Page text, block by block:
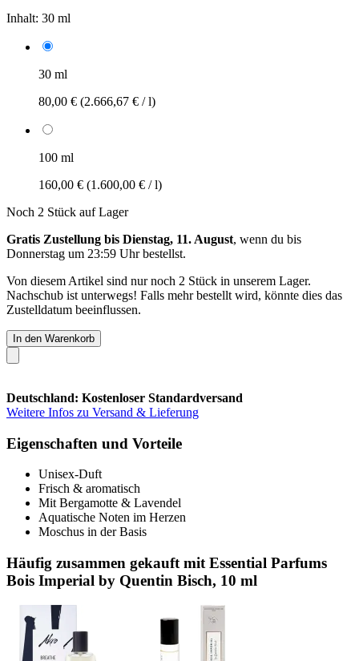
Inhalt: 30 ml
30 ml
80,00 € (2.666,67 € / l)
100 ml
160,00 € (1.600,00 € / l)
Noch 2 Stück auf Lager
Gratis Zustellung bis Dienstag, 11. August, wenn du bis
Donnerstag um 23:59 Uhrbestellst.
Von diesem Artikel sind nur noch 2 Stück in unserem Lager.
Nachschub ist unterwegs! Falls mehr bestellt wird, könnte dies das
Zustelldatum beeinflussen.
In den Warenkorb
Deutschland: Kostenloser Standardversand
Weitere Infos zu Versand & Lieferung
Eigenschaften und Vorteile
Unisex-Duft
Frisch & aromatisch
Mit Bergamotte & Lavendel
Aquatische Noten im Herzen
Moschus in der Basis
Häufig zusammen gekauft mit Essential Parfums
Bois Imperial by Quentin Bisch, 10 ml